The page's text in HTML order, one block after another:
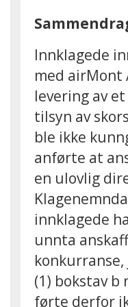
Innklagede
med airMont
levering av
tilsyn av
ble ikke
anførte at
en ulovlig
innklagede
unnta
(1) bokstav b
førte derfor